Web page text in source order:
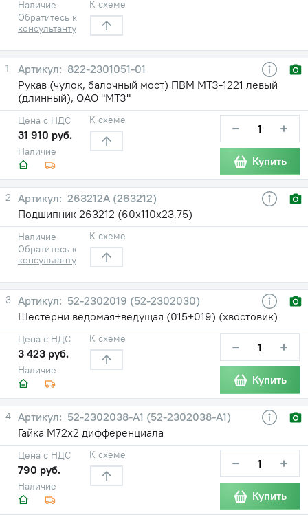
Наличие
Обратитесь к
консультанту
К схеме
1
822-2301051-01
Рукав (чулок, балочный мост) ПВМ МТЗ-1221 левый
(длинный), ОАО "МТЗ"
Наличие
Цена с НДС
31 910 руб.
К схеме − +
Купить
2
263212А (263212)
Подшипник 263212 (60х110х23,75)
Наличие
Обратитесь к
консультанту
К схеме
3
52-2302019 (52-2302030)
Шестерни ведомая+ведущая (015+019) (хвостовик)
Наличие
Цена с НДС
3 423 руб.
К схеме − +
Купить
4
52-2302038-A1 (52-2302038-А1)
Гайка М72х2 дифференциала
Наличие
Цена с НДС
790 руб.
К схеме − +
Купить